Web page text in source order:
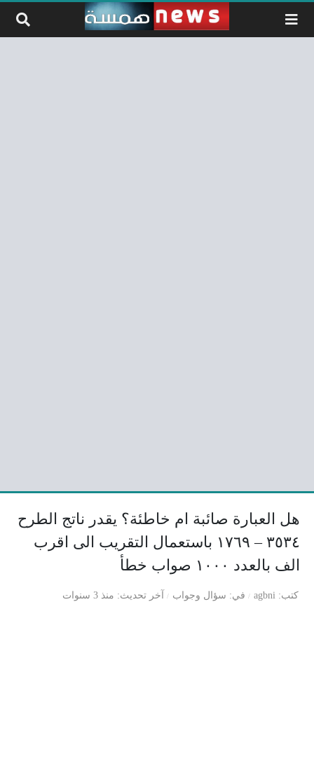
التخطي إلى المحتوى
هل العبارة صائبة ام خاطئة؟ يقدر ناتج الطرح
٣٥٣٤ – ١٧٦٩ باستعمال التقريب الى اقرب
الف بالعدد ١٠٠٠ صواب خطأ
كتب agbni في سؤال وجواب آخر تحديث منذ 3 سنوات